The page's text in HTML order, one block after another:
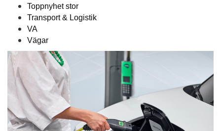
Toppnyhet stor
Transport & Logistik
VA
Vägar